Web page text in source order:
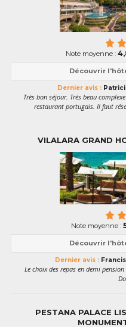
Note moyenne :
Découvrir
Dernier avis :
Très bon séjour. Très beau
restaurant portugais. Il faut
VILALARA GRAND
Note moyenne :
Découvrir
Dernier avis :
Le choix des repas en demi
PESTANA PALACE